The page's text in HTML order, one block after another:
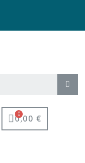
0,00 €